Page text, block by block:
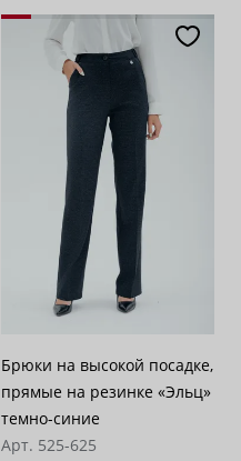
Брюки на высокой посадке,
прямые на резинке «Эльц»
темно-синие
Арт. 525-625